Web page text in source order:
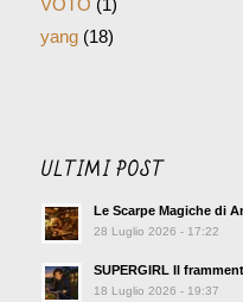
VOTO (1)
yang(18)
ULTIMI POST
Le Scarpe Magiche di
28 Luglio 2026 - 17:22
SUPERGIRL Il
18 Luglio 2026 - 19:37